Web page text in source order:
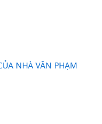
NHÀ VĂN PHẠM